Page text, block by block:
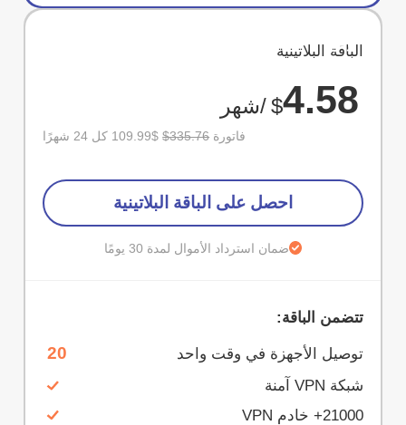
وفر
67%
الباقة البلاتينية
$4.58 /شهر
فاتورة$335.76$109.99 كل 24 شهرًا
احصل على الباقة البلاتينية
ضمان استرداد الأموال لمدة 30 يومًا
تتضمن الباقة:
توصيل الأجهزة في وقت واحد 20
شبكة VPN آمنة
21000+ خادم VPN